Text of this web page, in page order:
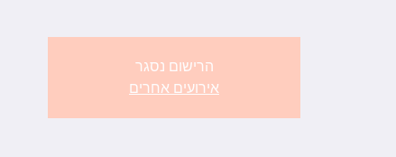
הרישום נסגר
אירועים אחרים